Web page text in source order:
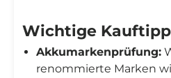
Wichtige
Akkumarkenprüfung:
renommierte Marken